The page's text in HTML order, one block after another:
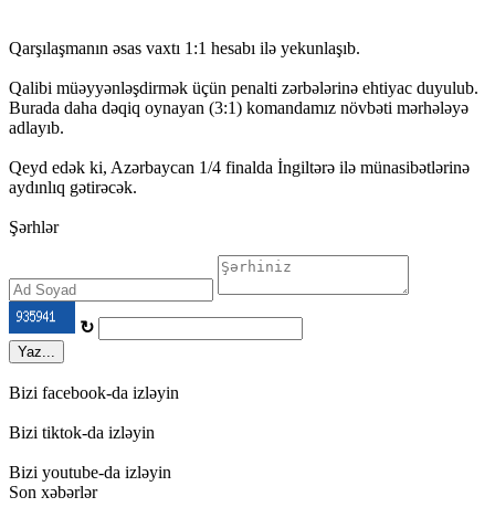
Qarşılaşmanın əsas vaxtı 1:1 hesabı ilə yekunlaşıb.
Qalibi müəyyənləşdirmək üçün penalti zərbələrinə ehtiyac duyulub.
Burada daha dəqiq oynayan (3:1) komandamız növbəti mərhələyə
adlayıb.
Qeyd edək ki, Azərbaycan 1/4 finalda İngiltərə ilə münasibətlərinə
aydınlıq gətirəcək.
Şərhlər
↻
Yaz...
Bizi facebook-da izləyin
Bizi tiktok-da izləyin
Bizi youtube-da izləyin
Son xəbərlər